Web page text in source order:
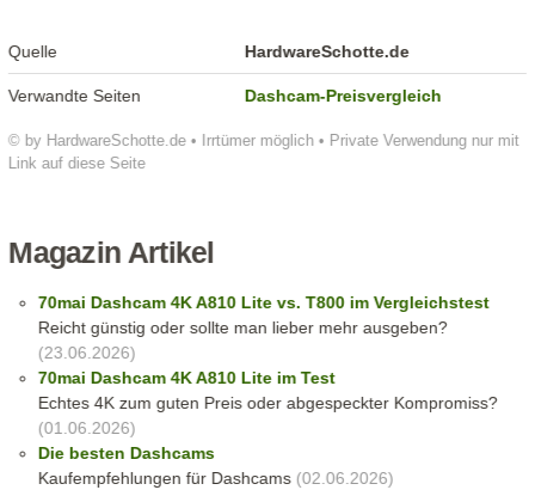
© by HardwareSchotte.de • Irrtümer möglich • Private Verwendung nur mit
Link auf diese Seite
Quelle HardwareSchotte.de
Verwandte Seiten Dashcam-Preisvergleich
Magazin Artikel
70mai Dashcam 4K A810 Lite vs. T800 im Vergleichstest
Reicht günstig oder sollte man lieber mehr ausgeben?
(23.06.2026)
70mai Dashcam 4K A810 Lite im Test
Echtes 4K zum guten Preis oder abgespeckter Kompromiss?
(01.06.2026)
Die besten Dashcams
Kaufempfehlungen für Dashcams(02.06.2026)